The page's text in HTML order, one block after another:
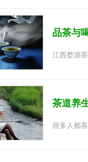
品茶与
江西婺源
茶道养
很多人都